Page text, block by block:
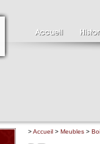
>Accueil > Meubles >